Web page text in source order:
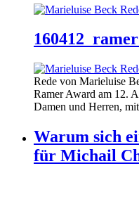
Rede von Marieluise
Ramer Award am 12.
Damen und Herren,
Warum sich
für Michail